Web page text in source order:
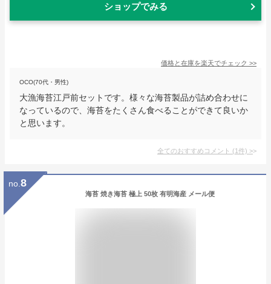
ショップでみる
価格と在庫を楽天でチェック >>
OCO(70代・男性)
大漁海苔江戸前セットです。様々な海苔製品が詰め合わせに
なっているので、海苔をたくさん食べることができて良いか
と思います。
全てのおすすめコメント (1件) >
no. 8
海苔 焼き海苔 極上 50枚 有明海産 メール便